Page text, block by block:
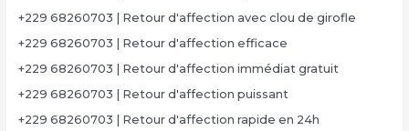
+229 68260703 | Retour d'affection avec clou de girofle
+229 68260703 | Retour d'affection efficace
+229 68260703 | Retour d'affection immédiat gratuit
+229 68260703 | Retour d'affection puissant
+229 68260703 | Retour d'affection rapide en 24h